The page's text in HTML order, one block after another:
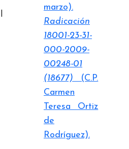
marzo).
Radicación
18001-23-31-
000-2009-
00248-01
(18677) (C.P.
Carmen
Teresa Ortiz
de
Rodríguez).